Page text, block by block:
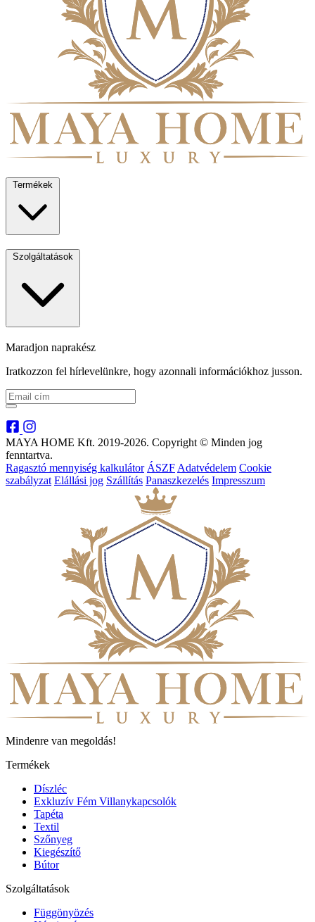
Termékek
Szolgáltatások
Maradjon naprakész
Iratkozzon fel hírlevelünkre, hogy azonnali információkhoz jusson.
MAYA HOME Kft. 2019-2026. Copyright © Minden jog
fenntartva.
Ragasztó mennyiség kalkulátor ÁSZF Adatvédelem Cookie
szabályzat Elállási jog Szállítás Panaszkezelés Impresszum
Mindenre van megoldás!
Termékek
Díszléc
Exkluzív Fém Villanykapcsolók
Tapéta
Textil
Szőnyeg
Kiegészítő
Bútor
Szolgáltatások
Függönyözés